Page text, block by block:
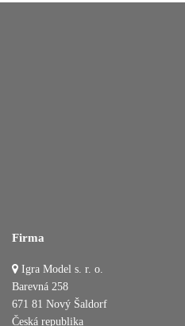
Firma
Igra Model s. r. o.
Barevná 258
671 81 Nový Šaldorf
Česká republika